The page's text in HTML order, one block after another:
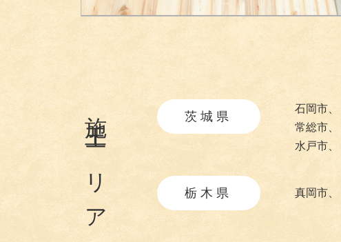
施工エリア 茨城県
石岡市、
常総市、
水戸市、
栃木県 真岡市、